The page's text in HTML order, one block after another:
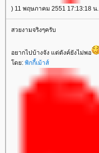
) 11 พฤษภาคม 2551 17:13:18 น.
สวยงามจริงๆครับ
อยากไปบ้างจัง แต่ตังค์ยังไม่พอ
ดย: พิกกี้เม้าส์